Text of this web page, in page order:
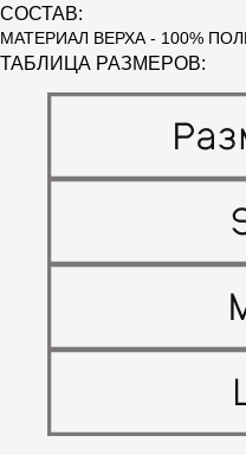
СОСТАВ:
МАТЕРИАЛ ВЕРХА - 100%
ТАБЛИЦА РАЗМЕРОВ: